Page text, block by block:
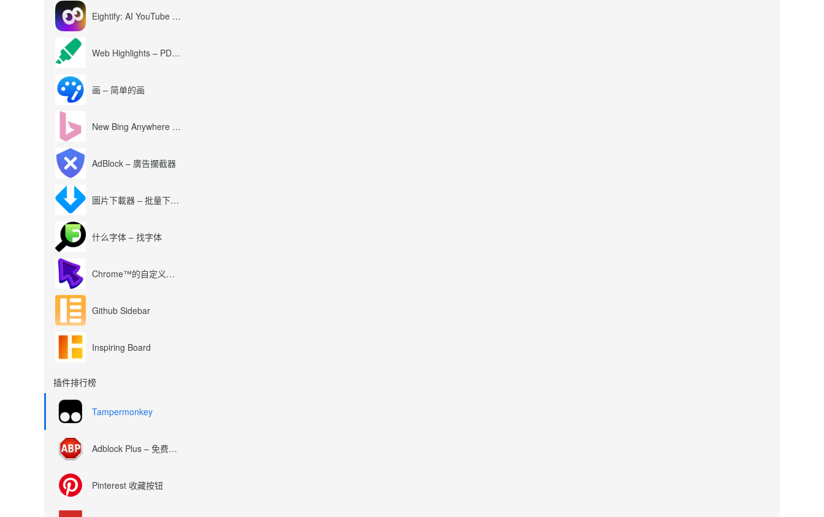
Eightify: AI YouTube Summary with ChatGPT
Web Highlights – PDF & Web Highlighter
画 – 简单的画
New Bing Anywhere (Bing Chat GPT-4)
AdBlock – 廣告攔截器
圖片下載器 – 批量下載圖片
什么字体 – 找字体
Chrome™的自定义光标
Github Sidebar
Inspiring Board
插件排行榜
Tampermonkey
Adblock Plus – 免费的广告拦截器
Pinterest 收藏按钮